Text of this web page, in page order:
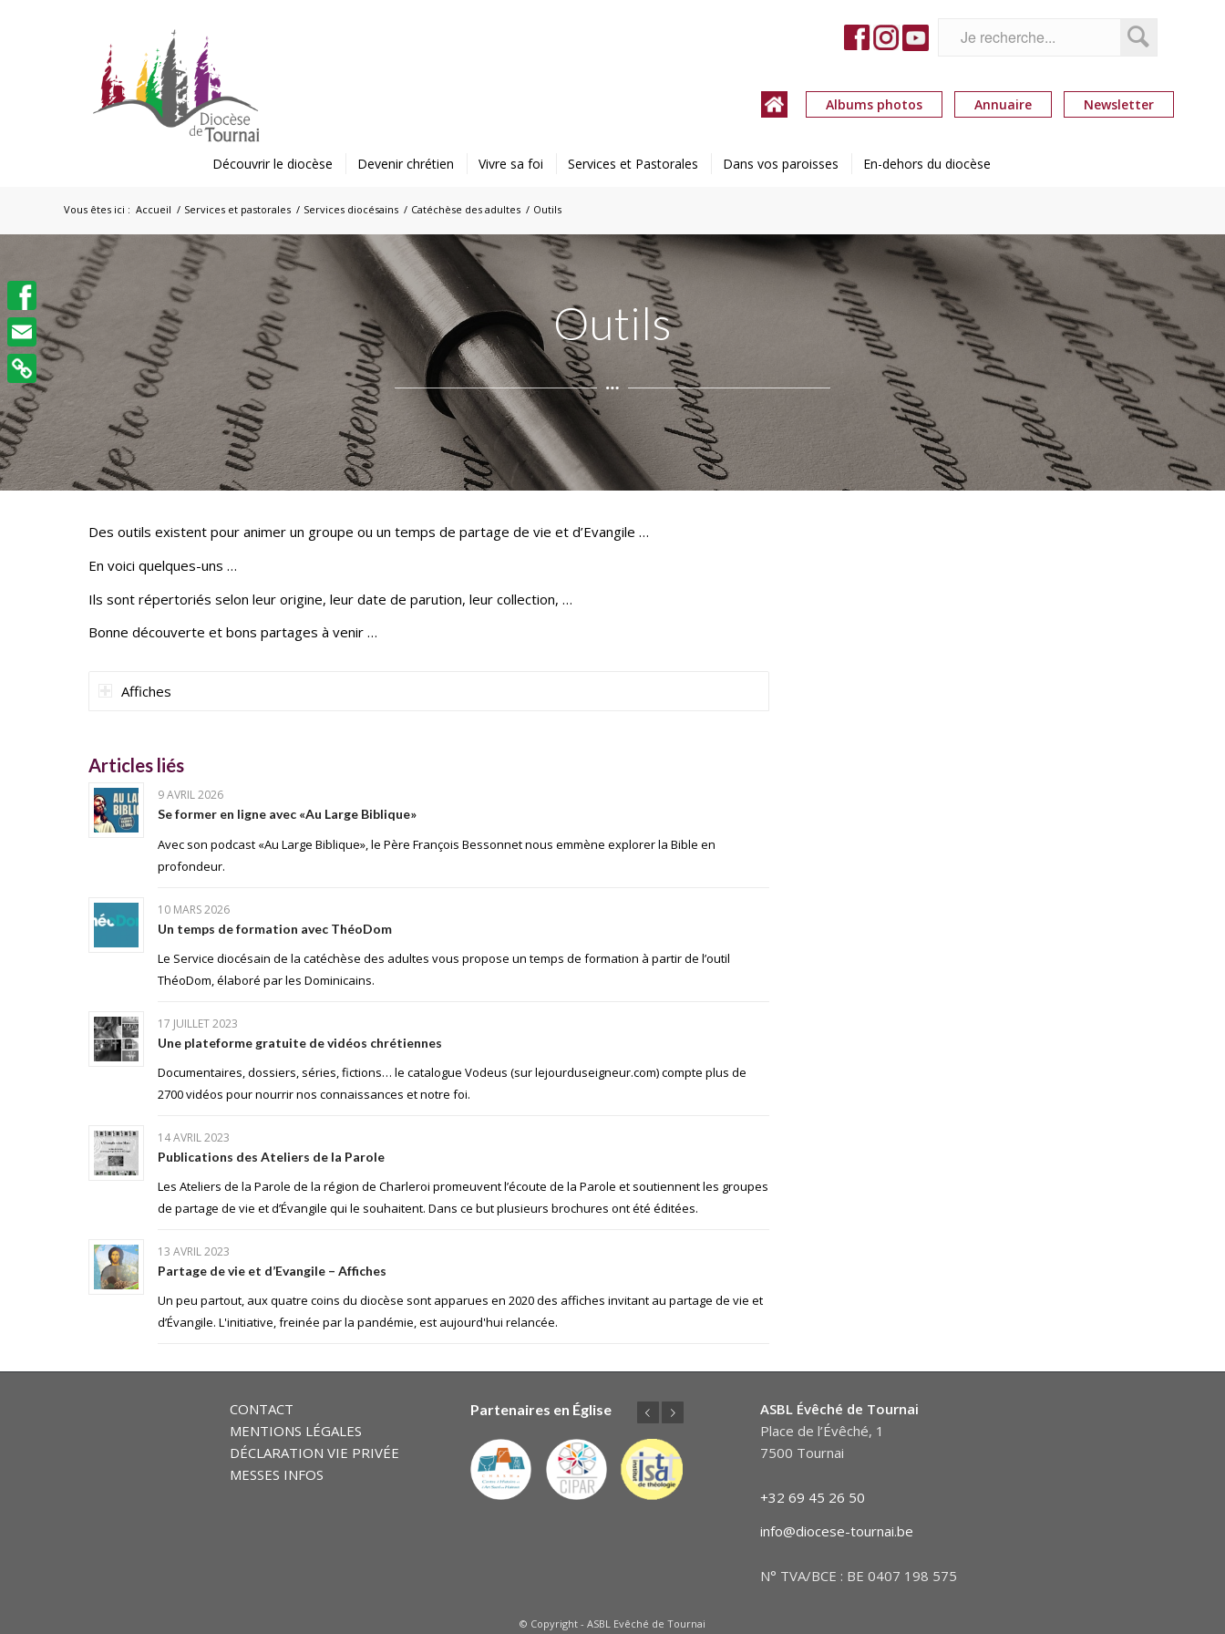
Albums photos Annuaire Newsletter
Vous êtes ici : Accueil / Services et pastorales / Services diocésains / Catéchèse des adultes / Outils
Découvrir le diocèse Devenir chrétien Vivre sa foi Services et Pastorales Dans vos paroisses En-dehors du diocèse
Outils
Des outils existent pour animer un groupe ou un temps de partage de vie et d’Evangile …
En voici quelques-uns …
Ils sont répertoriés selon leur origine, leur date de parution, leur collection, …
Bonne découverte et bons partages à venir …
Affiches
Articles liés
9 AVRIL 2026
Se former en ligne avec «Au Large Biblique»
Avec son podcast «Au Large Biblique», le Père François Bessonnet nous emmène explorer la Bible en
profondeur.
10 MARS 2026
Un temps de formation avec ThéoDom
Le Service diocésain de la catéchèse des adultes vous propose un temps de formation à partir de l’outil
ThéoDom, élaboré par les Dominicains.
17 JUILLET 2023
Une plateforme gratuite de vidéos chrétiennes
Documentaires, dossiers, séries, fictions… le catalogue Vodeus (sur lejourduseigneur.com) compte plus de
2700 vidéos pour nourrir nos connaissances et notre foi.
14 AVRIL 2023
Publications des Ateliers de la Parole
Les Ateliers de la Parole de la région de Charleroi promeuvent l’écoute de la Parole et soutiennent les groupes
de partage de vie et d’Évangile qui le souhaitent. Dans ce but plusieurs brochures ont été éditées.
13 AVRIL 2023
Partage de vie et d’Evangile – Affiches
Un peu partout, aux quatre coins du diocèse sont apparues en 2020 des affiches invitant au partage de vie et
d’Évangile. L'initiative, freinée par la pandémie, est aujourd'hui relancée.
CONTACT
MENTIONS LÉGALES
DÉCLARATION VIE PRIVÉE
MESSES INFOS
Partenaires en Église
PrécédentSuivant
ASBL Évêché de Tournai
Place de l’Évêché, 1
7500 Tournai
+32 69 45 26 50
info@diocese-tournai.be
N° TVA/BCE : BE 0407 198 575
© Copyright - ASBL Evêché de Tournai
Facebook
Email